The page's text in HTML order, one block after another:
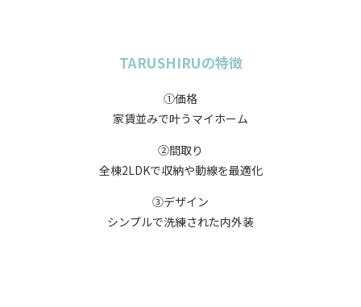
TARUSHIRUの特徴
①価格
家賃並みで叶うマイホーム
➁間取り
全棟2LDKで収納や動線を最適化
③デザイン
シンプルで洗練された内外装